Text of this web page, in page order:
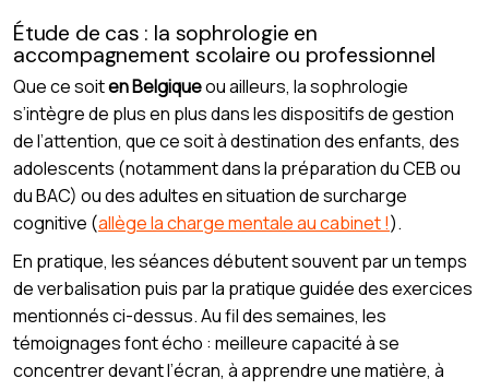
Étude de cas : la sophrologie en
accompagnement scolaire ou professionnel
Que ce soiten Belgiqueou ailleurs, la sophrologie
s’intègre de plus en plus dans les dispositifs de gestion
de l’attention, que ce soit à destination des enfants, des
adolescents (notamment dans la préparation du CEB ou
du BAC) ou des adultes en situation de surcharge
cognitive (allège la charge mentale au cabinet !).
En pratique, les séances débutent souvent par un temps
de verbalisation puis par la pratique guidée des exercices
mentionnés ci-dessus. Au fil des semaines, les
témoignages font écho : meilleure capacité à se
concentrer devant l’écran, à apprendre une matière, à